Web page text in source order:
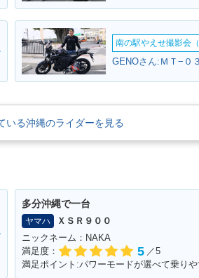
南の駅やえせ撮影会
GENOさん:ＭＴ−０
いる沖縄のライダーを見る
多分沖縄で一台
ヤマハ
ＸＳＲ９００
ニックネーム：NAKA
満足度：
5 ／5
満足ポイント:パワーモードが選べて乗り